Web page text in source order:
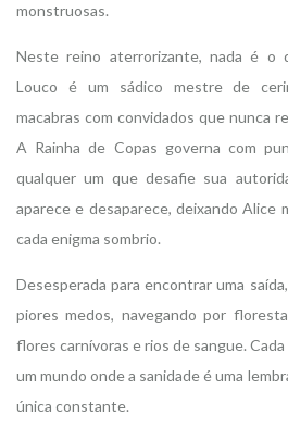
monstruosas.
Neste reino aterrorizante, nada é o
Louco é um sádico mestre de
macabras com convidados que nunca
A Rainha de Copas governa com
qualquer um que desafie sua
aparece e desaparece, deixando Alice
cada enigma sombrio.
Desesperada para encontrar uma
piores medos, navegando por
flores carnívoras e rios de sangue.
um mundo onde a sanidade é uma
única constante.